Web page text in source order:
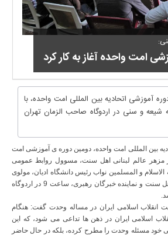
امت واحده آغاز به کار کرد
آموزشی اتحادیه بین المللی امت واحده، با
شیعه و سنی در اردوگاه صاحب الزمان تهران
بین المللی امت واحده، دومین دوره ی آموزشی امت
مزهر عالم لبنانی اهل سنت، مسوول روابط عمومی
و المسلمین نواب رئیس دانشگاه ادیان، مولوی
نذیر احمد سلامی از علمای اهل سنت و نماینده خبرگان رهبری، ساعت 9 در اردوگاه
انقلاب اسلامی ایران در مساله وحدت گفت: هنگام
اسلامی ایران در ذهن ها تداعی می شود، که این
خود مسئله وحدت را مطرح کرده، بلکه در حال حاضر